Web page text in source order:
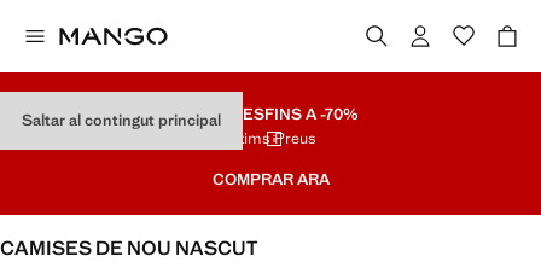
Saltar al contingut principalREBAIXESFINS A -70%
Últims Preus
COMPRAR ARA
CAMISES DE NOU NASCUT